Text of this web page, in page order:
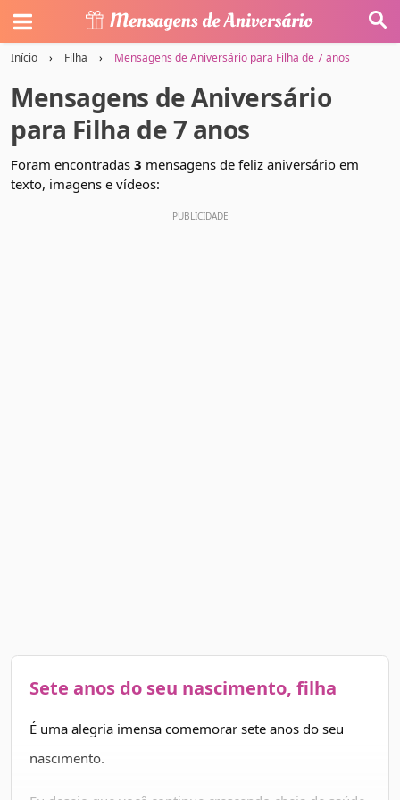
Início › Filha › Mensagens de Aniversário para Filha de 7 anos
Mensagens de Aniversário
para Filha de 7 anos
Foram encontradas 3 mensagens de feliz aniversário em
texto, imagens e vídeos:
Sete anos do seu nascimento, filha
É uma alegria imensa comemorar sete anos do seu
nascimento.